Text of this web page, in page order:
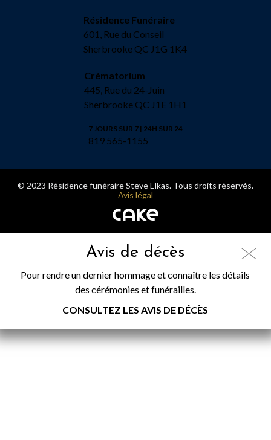
Résidence Funéraire
601, Rue du Conseil
Sherbrooke QC J1G 1K4
Crématorium
445, Rue du 24-Juin
Sherbrooke QC J1E 1H1
7 JOURS SUR 7 | 24H SUR 24
819 565-1155
© 2023 Résidence funéraire Steve Elkas. Tous droits réservés.
Avis légal
Avis de décès
Pour rendre un dernier hommage et connaître les détails
des cérémonies et funérailles.
CONSULTEZ LES AVIS DE DÉCÈS